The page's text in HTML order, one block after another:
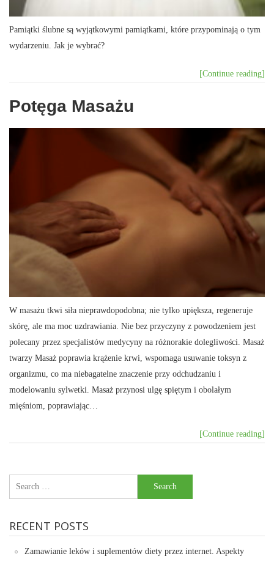
Pamiątki ślubne są wyjątkowymi pamiątkami, które przypominają o tym
wydarzeniu. Jak je wybrać?
[Continue reading]
Potęga Masażu
W masażu tkwi siła nieprawdopodobna; nie tylko upiększa, regeneruje
skórę, ale ma moc uzdrawiania. Nie bez przyczyny z powodzeniem jest
polecany przez specjalistów medycyny na różnorakie dolegliwości. Masaż
twarzy Masaż poprawia krążenie krwi, wspomaga usuwanie toksyn z
organizmu, co ma niebagatelne znaczenie przy odchudzaniu i
modelowaniu sylwetki. Masaż przynosi ulgę spiętym i obolałym
mięśniom, poprawiając…
[Continue reading]
Search
for:
RECENT POSTS
Zamawianie leków i suplementów diety przez internet. Aspekty